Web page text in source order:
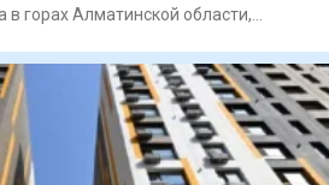
горах Алматинской области,